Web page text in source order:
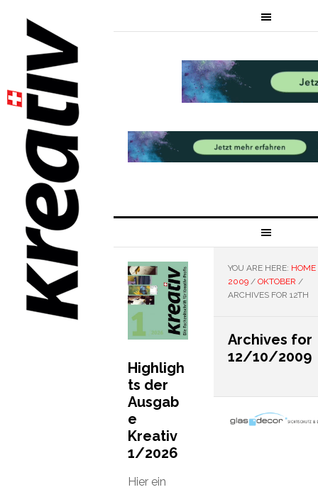
YOU ARE HERE: HOME
2009 / OKTOBER /
ARCHIVES FOR 12TH
Archives for
12/10/2009
Highligh
ts der
Ausgab
e
Kreativ
1/2026
Hier ein